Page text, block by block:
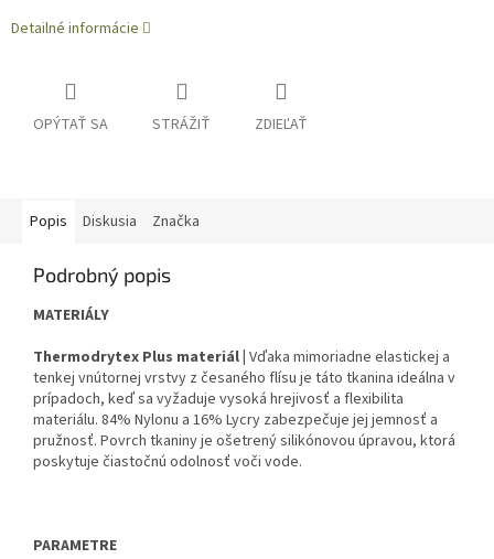
Detailné informácie
OPÝTAŤ SA STRÁŽIŤ ZDIEĽAŤ
Popis Diskusia Značka
Podrobný popis
MATERIÁLY
Thermodrytex Plus materiál | Vďaka mimoriadne elastickej a
tenkej vnútornej vrstvy z česaného flísu je táto tkanina ideálna v
prípadoch, keď sa vyžaduje vysoká hrejivosť a flexibilita
materiálu. 84% Nylonu a 16% Lycry zabezpečuje jej jemnosť a
pružnosť. Povrch tkaniny je ošetrený silikónovou úpravou, ktorá
poskytuje čiastočnú odolnosť voči vode.
PARAMETRE